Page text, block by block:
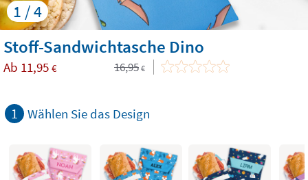
1 / 4
Stoff-Sandwichtasche Dino
Ab 11,95 € 16,95 €
1 Wählen Sie das Design